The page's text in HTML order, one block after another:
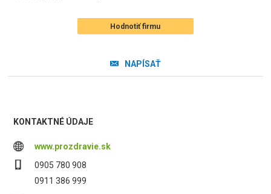
Hodnotiť firmu
NAPÍSAŤ
KONTAKTNÉ ÚDAJE
www.prozdravie.sk
0905 780 908
0911 386 999